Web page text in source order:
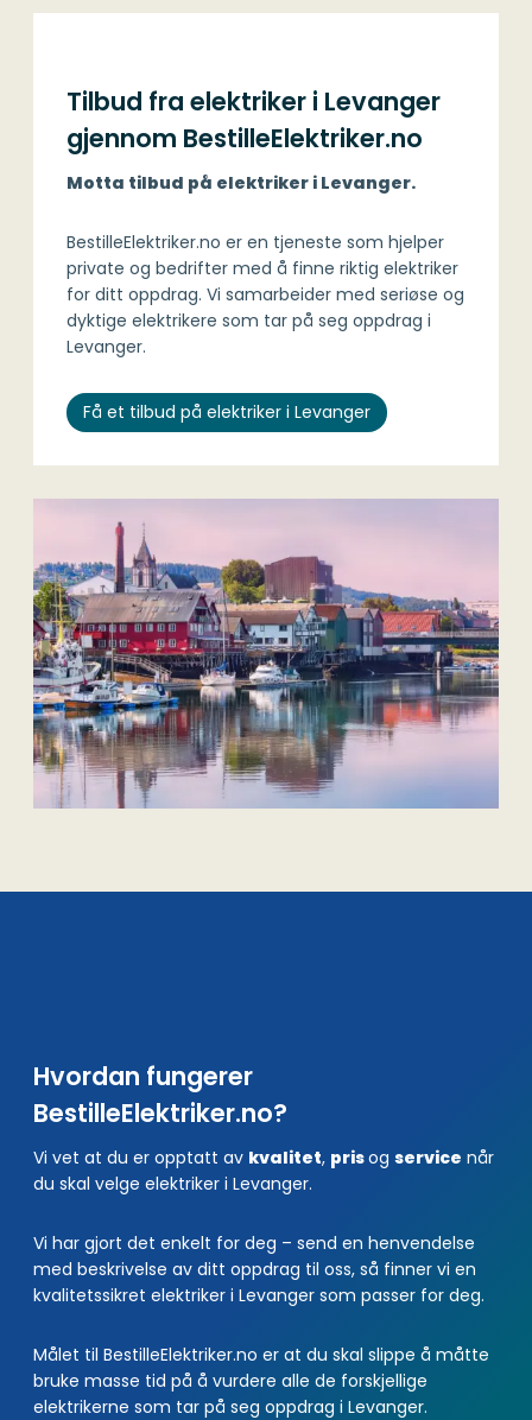
Tilbud fra elektriker i Levanger
gjennom BestilleElektriker.no
Motta tilbud på elektriker i Levanger.
BestilleElektriker.no er en tjeneste som hjelper
private og bedrifter med å finne riktig elektriker
for ditt oppdrag. Vi samarbeider med seriøse og
dyktige elektrikere som tar på seg oppdrag i
Levanger.
Få et tilbud på elektriker i Levanger
Hvordan fungerer
BestilleElektriker.no?
Vi vet at du er opptatt av kvalitet, prisog service når
du skal velge elektriker i Levanger.
Vi har gjort det enkelt for deg – send en henvendelse
med beskrivelse av ditt oppdrag til oss, så finner vi en
kvalitetssikret elektriker i Levanger som passer for deg.
Målet til BestilleElektriker.no er at du skal slippe å måtte
bruke masse tid på å vurdere alle de forskjellige
elektrikerne som tar på seg oppdrag i Levanger.